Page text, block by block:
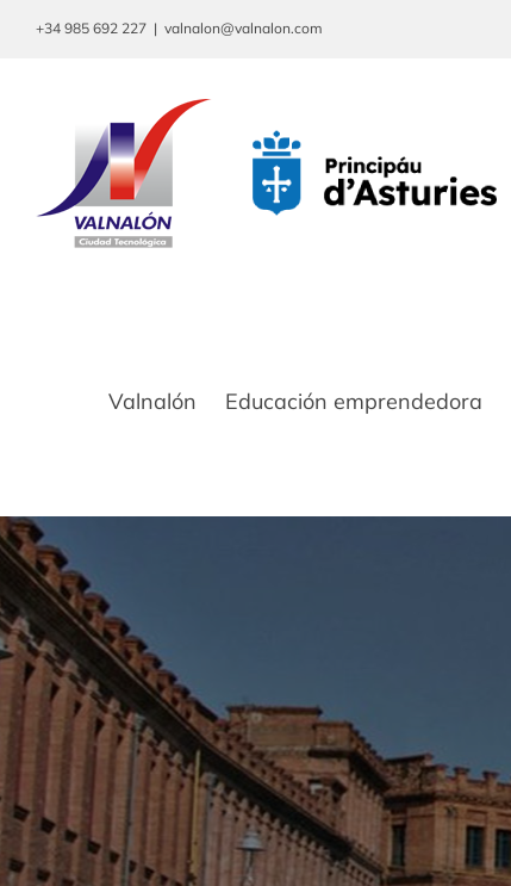
Saltar+34 985 692 227 | valnalon@valnalon.com
Valnalón Educación emprendedora